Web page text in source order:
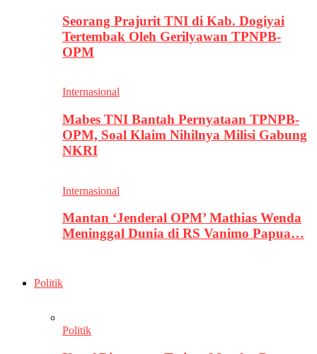
Seorang Prajurit TNI di Kab. Dogiyai
Tertembak Oleh Gerilyawan TPNPB-
OPM
Internasional
Mabes TNI Bantah Pernyataan TPNPB-
OPM, Soal Klaim Nihilnya Milisi Gabung
NKRI
Internasional
Mantan ‘Jenderal OPM’ Mathias Wenda
Meninggal Dunia di RS Vanimo Papua…
Politik
Politik